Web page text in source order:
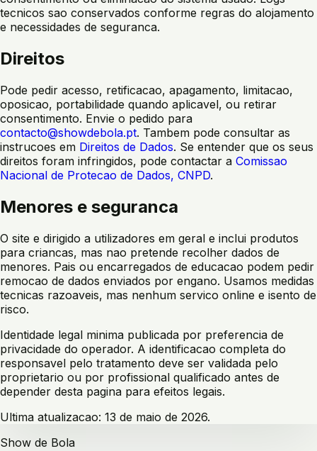
tecnicos sao conservados conforme regras do alojamento
e necessidades de seguranca.
Direitos
Pode pedir acesso, retificacao, apagamento, limitacao,
oposicao, portabilidade quando aplicavel, ou retirar
consentimento. Envie o pedido para
contacto@showdebola.pt. Tambem pode consultar as
instrucoes em Direitos de Dados. Se entender que os seus
direitos foram infringidos, pode contactar a Comissao
Nacional de Protecao de Dados, CNPD.
Menores e seguranca
O site e dirigido a utilizadores em geral e inclui produtos
para criancas, mas nao pretende recolher dados de
menores. Pais ou encarregados de educacao podem pedir
remocao de dados enviados por engano. Usamos medidas
tecnicas razoaveis, mas nenhum servico online e isento de
risco.
Identidade legal minima publicada por preferencia de
privacidade do operador. A identificacao completa do
responsavel pelo tratamento deve ser validada pelo
proprietario ou por profissional qualificado antes de
depender desta pagina para efeitos legais.
Ultima atualizacao: 13 de maio de 2026.
Show de Bola